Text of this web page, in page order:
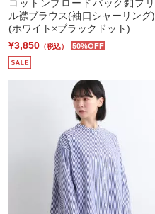
コットンブロードバック釦フリ
ル襟ブラウス(袖口シャーリング)
(ホワイト×ブラックドット)
¥3,850 （税込） 50%OFF